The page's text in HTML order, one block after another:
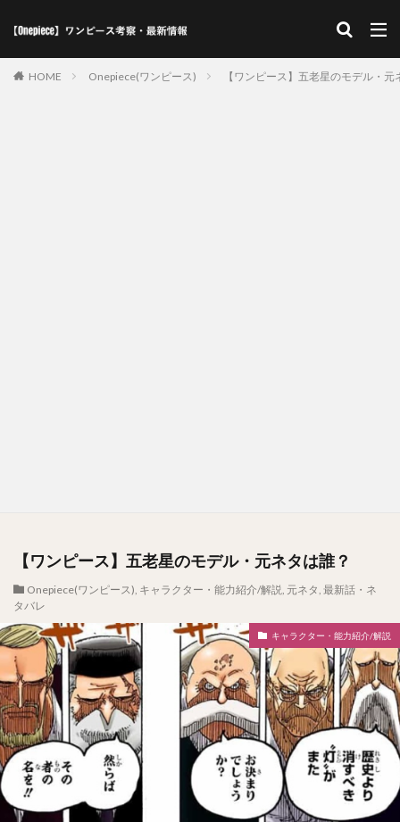
HOME Onepiece(ワンピース) 【ワンピース】五老星のモデル・元
【ワンピース】五老星のモデル・元ネタは誰？
Onepiece(ワンピース), キャラクター・能力紹介/解説, 元ネタ, 最新話・ネ
タバレ
キャラクター・能力紹介/解説